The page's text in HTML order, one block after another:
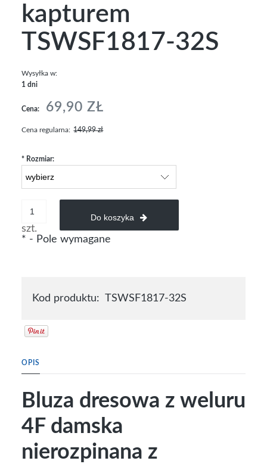
kapturem
TSWSF1817-32S
Wysyłka w:
1 dni
Cena: 69,90 ZŁ
Cena regularna: 149,99 zł
* Rozmiar:
szt.
Do koszyka
* - Pole wymagane
Kod produktu: TSWSF1817-32S
OPIS
Bluza dresowa z weluru
4F damska
nierozpinana z